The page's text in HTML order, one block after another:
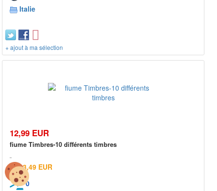
Italie
+ ajout à ma sélection
12,99 EUR
fiume Timbres-10 différents timbres
3,49 EUR
0